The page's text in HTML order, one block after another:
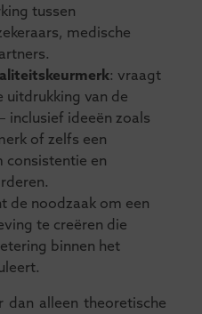
tussen
medische
: vraagt
uitdrukking van de
inclusief ideeën zoals
of zelfs een
consistentie en
de noodzaak om een
te creëren die
binnen het
dan alleen theoretische